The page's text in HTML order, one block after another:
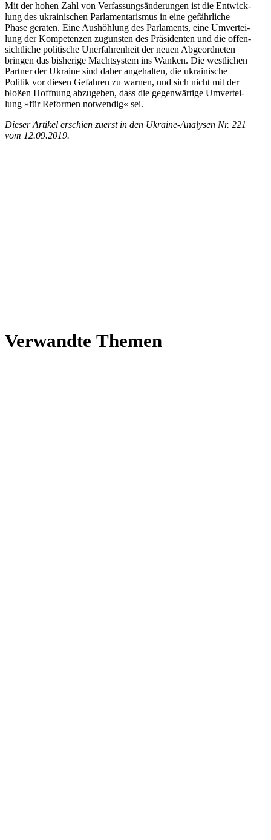
Mit der hohen Zahl von Ver­fas­sungs­än­de­run­gen ist die Ent­wick­
lung des ukrai­ni­schen Par­la­men­ta­ris­mus in eine gefähr­li­che
Phase geraten. Eine Aus­höh­lung des Par­la­ments, eine Umver­tei­
lung der Kom­pe­ten­zen zuguns­ten des Prä­si­den­ten und die offen­
sicht­li­che poli­ti­sche Uner­fah­ren­heit der neuen Abge­ord­ne­ten
bringen das bis­he­rige Macht­sys­tem ins Wanken. Die west­li­chen
Partner der Ukraine sind daher ange­hal­ten, die ukrai­ni­sche
Politik vor diesen Gefah­ren zu warnen, und sich nicht mit der
bloßen Hoff­nung abzu­ge­ben, dass die gegen­wär­tige Umver­tei­
lung »für Refor­men not­wen­dig« sei.
Dieser Artikel erschien zuerst in den Ukraine-Ana­ly­sen Nr. 221
vom 12.09.2019.
Ver­wandte Themen